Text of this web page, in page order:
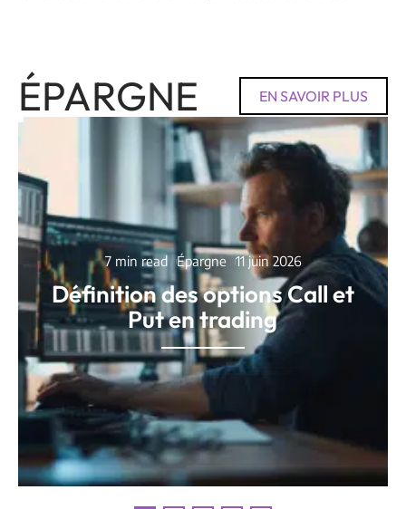
ÉPARGNE EN SAVOIR PLUS
7 min read Épargne 11 juin 2026
Définition des options Call et
Put en trading